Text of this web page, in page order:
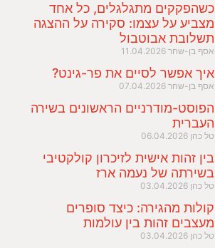
כשהפקקים מתגלגלים, כל אחד
מצביע על עצמו: סקירה על ההצגה
תשלובת אבוטבול
אסף בן-שחר 11.04.2026
איך אפשר לסיים את פר-גינט?
אסף בן-שחר 07.04.2026
הפוסט-מודרניים הראשונים בשירה
העברית
טל כהן 06.04.2026
בין זהות אישית לזיכרון קולקטיבי
בשירתה של נעמה ארז
טל כהן 03.04.2026
קולות מהגירה: כיצד סופרים
מעצבים זהות בין עולמות
טל כהן 03.04.2026